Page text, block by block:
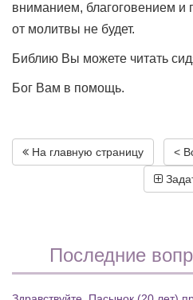
вниманием, благоговением и
от молитвы не будет.
Библию Вы можете читать
Бог Вам в помощь.
На главную страницу <
Последние